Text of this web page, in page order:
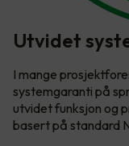
Utvidet
I mange
systemgaranti på
utvidet funksjon og
basert på standard